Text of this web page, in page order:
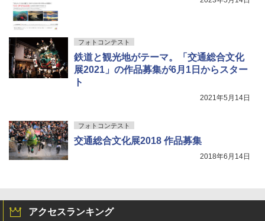
フォトコンテスト
鉄道と観光地がテーマ。「交通総合文化
展2021」の作品募集が6月1日からスター
ト
2021年5月14日
フォトコンテスト
交通総合文化展2018 作品募集
2018年6月14日
アクセスランキング